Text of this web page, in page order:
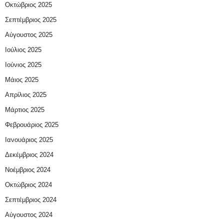
Οκτώβριος 2025
Σεπτέμβριος 2025
Αύγουστος 2025
Ιούλιος 2025
Ιούνιος 2025
Μάιος 2025
Απρίλιος 2025
Μάρτιος 2025
Φεβρουάριος 2025
Ιανουάριος 2025
Δεκέμβριος 2024
Νοέμβριος 2024
Οκτώβριος 2024
Σεπτέμβριος 2024
Αύγουστος 2024